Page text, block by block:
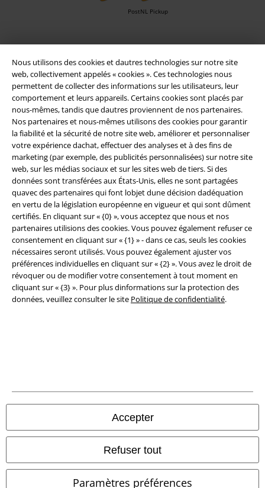
Nous utilisons des cookies et dautres technologies sur notre site
web, collectivement appelés « cookies ». Ces technologies nous
permettent de collecter des informations sur les utilisateurs, leur
comportement et leurs appareils. Certains cookies sont placés par
nous-mêmes, tandis que dautres proviennent de nos partenaires.
Nos partenaires et nous-mêmes utilisons des cookies pour garantir
la fiabilité et la sécurité de notre site web, améliorer et personnaliser
votre expérience dachat, effectuer des analyses et à des fins de
marketing (par exemple, des publicités personnalisées) sur notre site
web, sur les médias sociaux et sur les sites web de tiers. Si des
données sont transférées aux États-Unis, elles ne sont partagées
quavec des partenaires qui font lobjet dune décision dadéquation
en vertu de la législation européenne en vigueur et qui sont dûment
certifiés. En cliquant sur « {0} », vous acceptez que nous et nos
partenaires utilisions des cookies. Vous pouvez également refuser ce
consentement en cliquant sur « {1} » - dans ce cas, seuls les cookies
nécessaires seront utilisés. Vous pouvez également ajuster vos
préférences individuelles en cliquant sur « {2} ». Vous avez le droit de
révoquer ou de modifier votre consentement à tout moment en
cliquant sur « {3} ». Pour plus dinformations sur la protection des
données, veuillez consulter le site Politique de confidentialité.
Accepter
Refuser tout
Paramètres préférences
PostNL Pickup
large app
Téléchargez la nouvelle Appli large gratuitement et profitez de tous
ses avantages et de toutes ses fonctionnalités.
A Warner Music Group Company
Sécurité
Conditions générales
Éditeur